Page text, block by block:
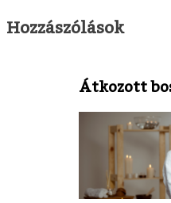
Hozzászólások
Átkozott